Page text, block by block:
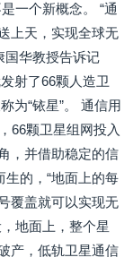
一个新概念。 “通
上天，实现全球无
国华教授告诉记
射了66颗人造卫
为“铱星”。 通信用
66颗卫星组网投入
，并借助稳定的信
生的，“地面上的每
覆盖就可以实现无
地面上，整个星
产，低轨卫星通信